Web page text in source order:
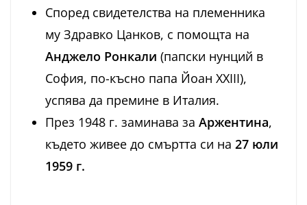
Според свидетелства на племенника
му Здравко Цанков, с помощта на
Анджело Ронкали (папски нунций в
София, по-късно папа Йоан XXIII),
успява да премине в Италия.
През 1948 г. заминава за Аржентина,
където живее до смъртта си на 27 юли
1959 г.